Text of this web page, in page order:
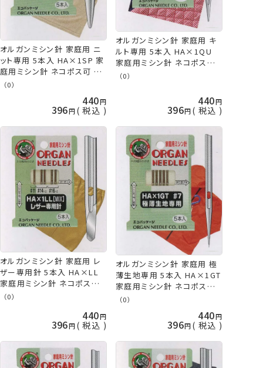
オルガンミシン針 家庭用 ニ
ット専用 5本入 HA×1SP 家
庭用ミシン針 ネコポス可 手
芸の山久
（0）
440
396 税込
オルガンミシン針 家庭用 キ
ルト専用 5本入 HA×1QU
家庭用ミシン針 ネコポス可
手芸の山久
（0）
440
396 税込
オルガンミシン針 家庭用 レ
ザー専用針 5本入 HA×LL
家庭用ミシン針 ネコポス可
手芸の山久
（0）
440
396 税込
オルガンミシン針 家庭用 極
薄生地専用 5本入 HA×1GT
家庭用ミシン針 ネコポス可
手芸の山久
（0）
440
396 税込